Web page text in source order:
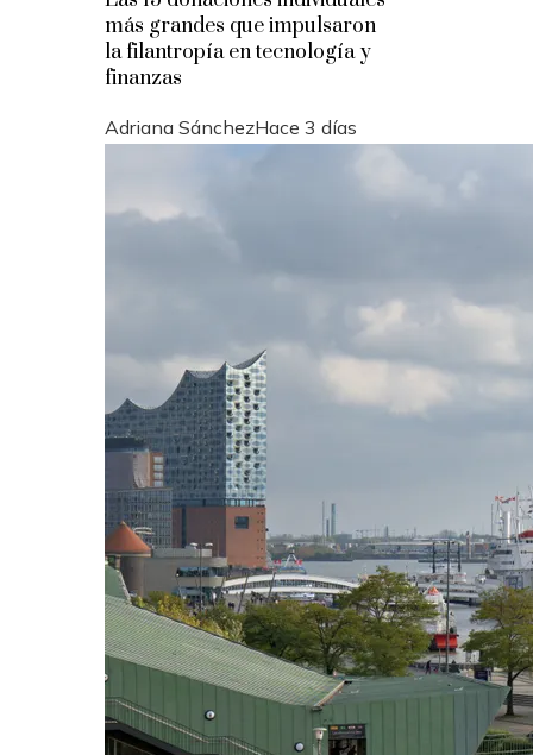
más grandes que impulsaron
la filantropía en tecnología y
finanzas
Adriana SánchezHace 3 días